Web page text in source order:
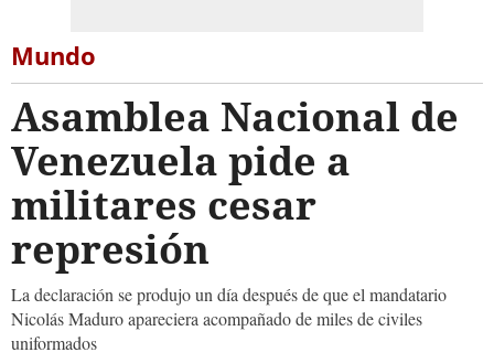
Mundo
Asamblea Nacional de
Venezuela pide a
militares cesar
represión
La declaración se produjo un día después de que el mandatario
Nicolás Maduro apareciera acompañado de miles de civiles
uniformados